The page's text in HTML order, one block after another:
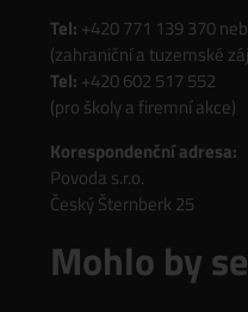
Tel: +420 771 139 370
(zahraniční a tuzemské
Tel: +420 602 517 552
(pro školy a firemní akce)
Korespondenční adresa:
Povoda s.r.o.
Český Šternberk 25
Mohlo by